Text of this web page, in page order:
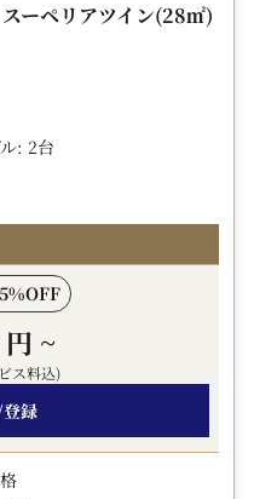
ェ～
ースト」や、爽やかな酸
グカレー」、日替わりの
」がきっと見つかるライ
イル)(1F)
）
ク（JMB）ホテルマイ
泊あたりで積算されま
しかねます。
スーペリアツイン(28㎡)
: 2台
~
ス料込)
録